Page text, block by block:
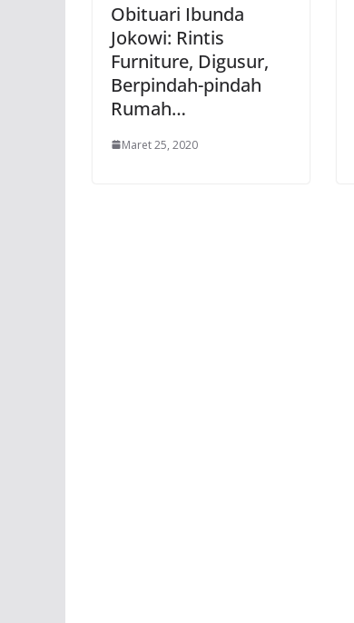
Obituari Ibunda
Jokowi: Rintis
Furniture, Digusur,
Berpindah-pindah
Rumah…
Maret 25, 2020